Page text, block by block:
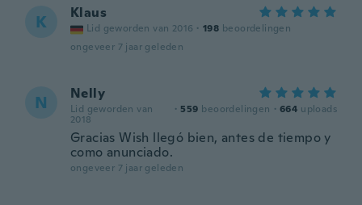
K Klaus
Lid geworden van 2016 · 198 beoordelingen
ongeveer 7 jaar geleden
N Nelly
Lid geworden van
2018
· 559 beoordelingen · 664 uploads
Gracias Wish llegó bien, antes de tiempo y
como anunciado.
ongeveer 7 jaar geleden